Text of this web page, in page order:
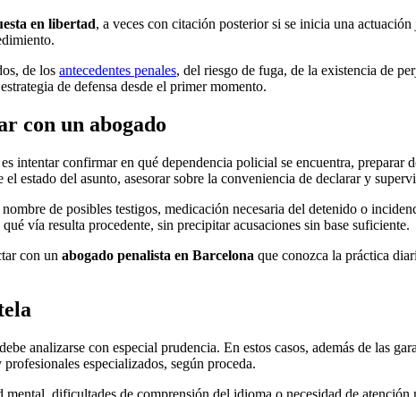
en libertad, a veces con citación posterior si se inicia una
de los antecedentes penales, del riesgo de fuga, de la existencia de
de defensa desde el primer momento.
con un abogado
intentar confirmar en qué dependencia policial se encuentra, preparar
estado del asunto, asesorar sobre la conveniencia de declarar y
de posibles testigos, medicación necesaria del detenido o
vía resulta procedente, sin precipitar acusaciones sin base suficiente.
con un abogado penalista en Barcelona que conozca la práctica
analizarse con especial prudencia. En estos casos, además de las
especializados, según proceda.
dificultades de comprensión del idioma o necesidad de atención